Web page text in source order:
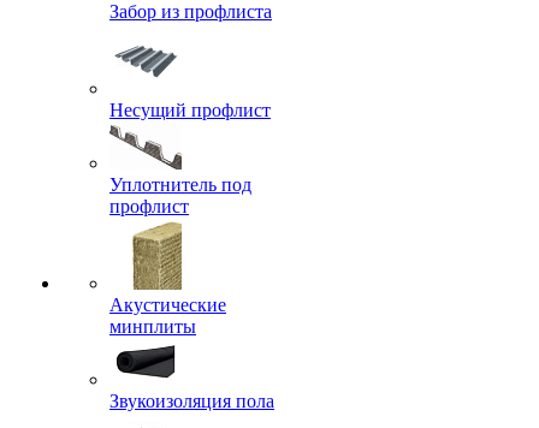
Забор из профлиста
Несущий профлист
Уплотнитель под
профлист
Акустические
минплиты
Звукоизоляция пола